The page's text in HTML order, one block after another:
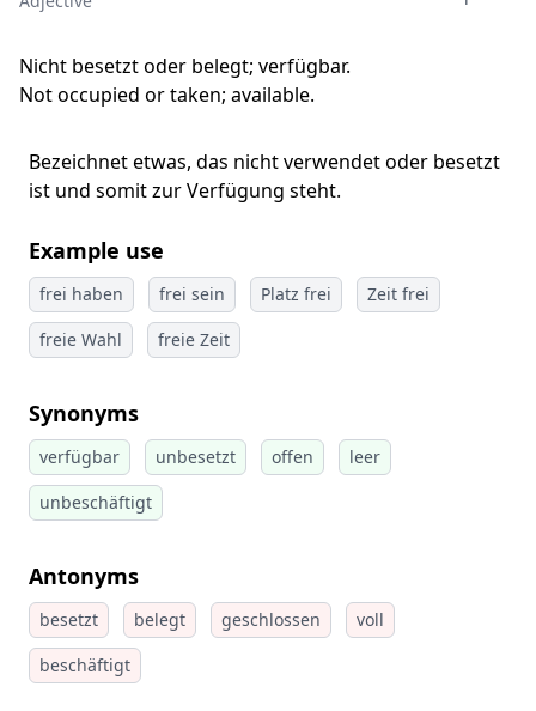
Nicht besetzt oder belegt; verfügbar.
Not occupied or taken; available.
Bezeichnet etwas, das nicht verwendet oder besetzt
ist und somit zur Verfügung steht.
Example use
frei haben frei sein Platz frei
Zeit frei
freie Wahl
freie Zeit
Synonyms
verfügbar unbesetzt offen
leer
unbeschäftigt
Antonyms
besetzt belegt geschlossen
voll
beschäftigt